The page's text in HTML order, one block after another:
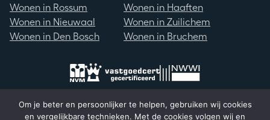
Wonen in Rossum
Wonen in Nieuwaal
Wonen in Den Bosch
Wonen in Haaften
Wonen in Zuilichem
Wonen in Bruchem
Om je beter en persoonlijker te helpen, gebruiken wij cookies
en vergelijkbare technieken. Met de cookies volgen wij en